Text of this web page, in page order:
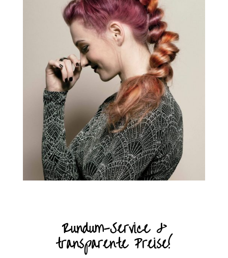
Rundum-Service &
transparente Preise!